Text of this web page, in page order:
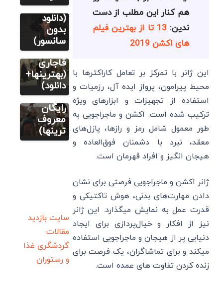
هم کنار این مطلب از دست
ندین:
13 تا از بهترین فیلم
های اکشن 2019
این ژانر با تمرکز بر تعامل کاراکترها با
محیط پیرامون، پرواز ایده آل، رزمیات و
استفاده از تجهیزات و ابزارهای ویژه
ترکیب شده است. اکشن و ماجراجویی به
طور معمول شامل رمز و رازها، پازل‌های
معقد، نبرد با دشمنان فوق‌العاده و
هیجان انگیز و افراد قهرمان است.
ژانر اکشن و ماجراجویی فرصتی برای نشان
دادن مهارت‌های بدنی، هوش تاکتیکی و
قدرت عمل به نمایش میگذارد. این ژانر
نیز از افکار و خیال‌پردازی برای ایجاد
دنیایی پر از هیجان و ماجراجویی استفاده
میکند و برای تماشاگران، یک فرصت برای
زنده کردن تفاوت های عمده است.
رزمی خفن
(دانلود
بدون
سانسور)
8 فیلم و
سریال
تاریخی
ایرانی
قاجاری
(بهترینها+
دانلود)
فیلم
6 فیلم
تاریخی
ایرانی
ساخت
خارج
(دانلود
رایگان
معروف
ترینها)
سایت بازدید
مقالات
گردشگری غذا
و رستوران